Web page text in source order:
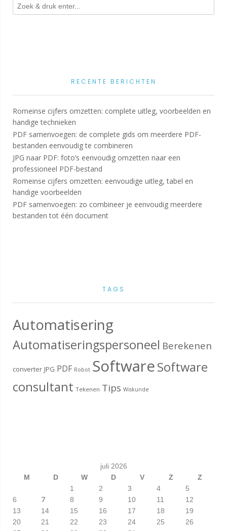
RECENTE BERICHTEN
Romeinse cijfers omzetten: complete uitleg, voorbeelden en
handige technieken
PDF samenvoegen: de complete gids om meerdere PDF-
bestanden eenvoudig te combineren
JPG naar PDF: foto’s eenvoudig omzetten naar een
professioneel PDF-bestand
Romeinse cijfers omzetten: eenvoudige uitleg, tabel en
handige voorbeelden
PDF samenvoegen: zo combineer je eenvoudig meerdere
bestanden tot één document
TAGS
Automatisering
Automatiseringspersoneel Berekenen
converter JPG PDF Robot SoftwareSoftware
consultant Tekenen Tips Wiskunde
juli 2026
M
D W D V Z
Z
1
2 3 4
5
6
7 8 9 10 11
12
13
14 15 16 17 18
19
20
21 22 23 24 25
26